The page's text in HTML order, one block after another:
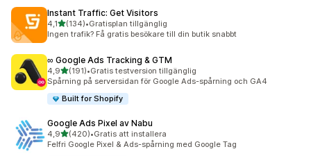
Instant Traffic: Get Visitors
4,1av 5 stjärnor
(134)
134 recensioner totalt
•Gratisplan tillgänglig
Ingen trafik? Få gratis besökare till din butik snabbt
∞ Google Ads Tracking & GTM
4,9av 5 stjärnor
(191)
191 recensioner totalt
•Gratis testversion tillgänglig
Spårning på serversidan för Google Ads-spårning och GA4
Built for Shopify
Google Ads Pixel av Nabu
4,9av 5 stjärnor
(420)
420 recensioner totalt
•Gratis att installera
Felfri Google Pixel & Ads-spårning med Google Tag